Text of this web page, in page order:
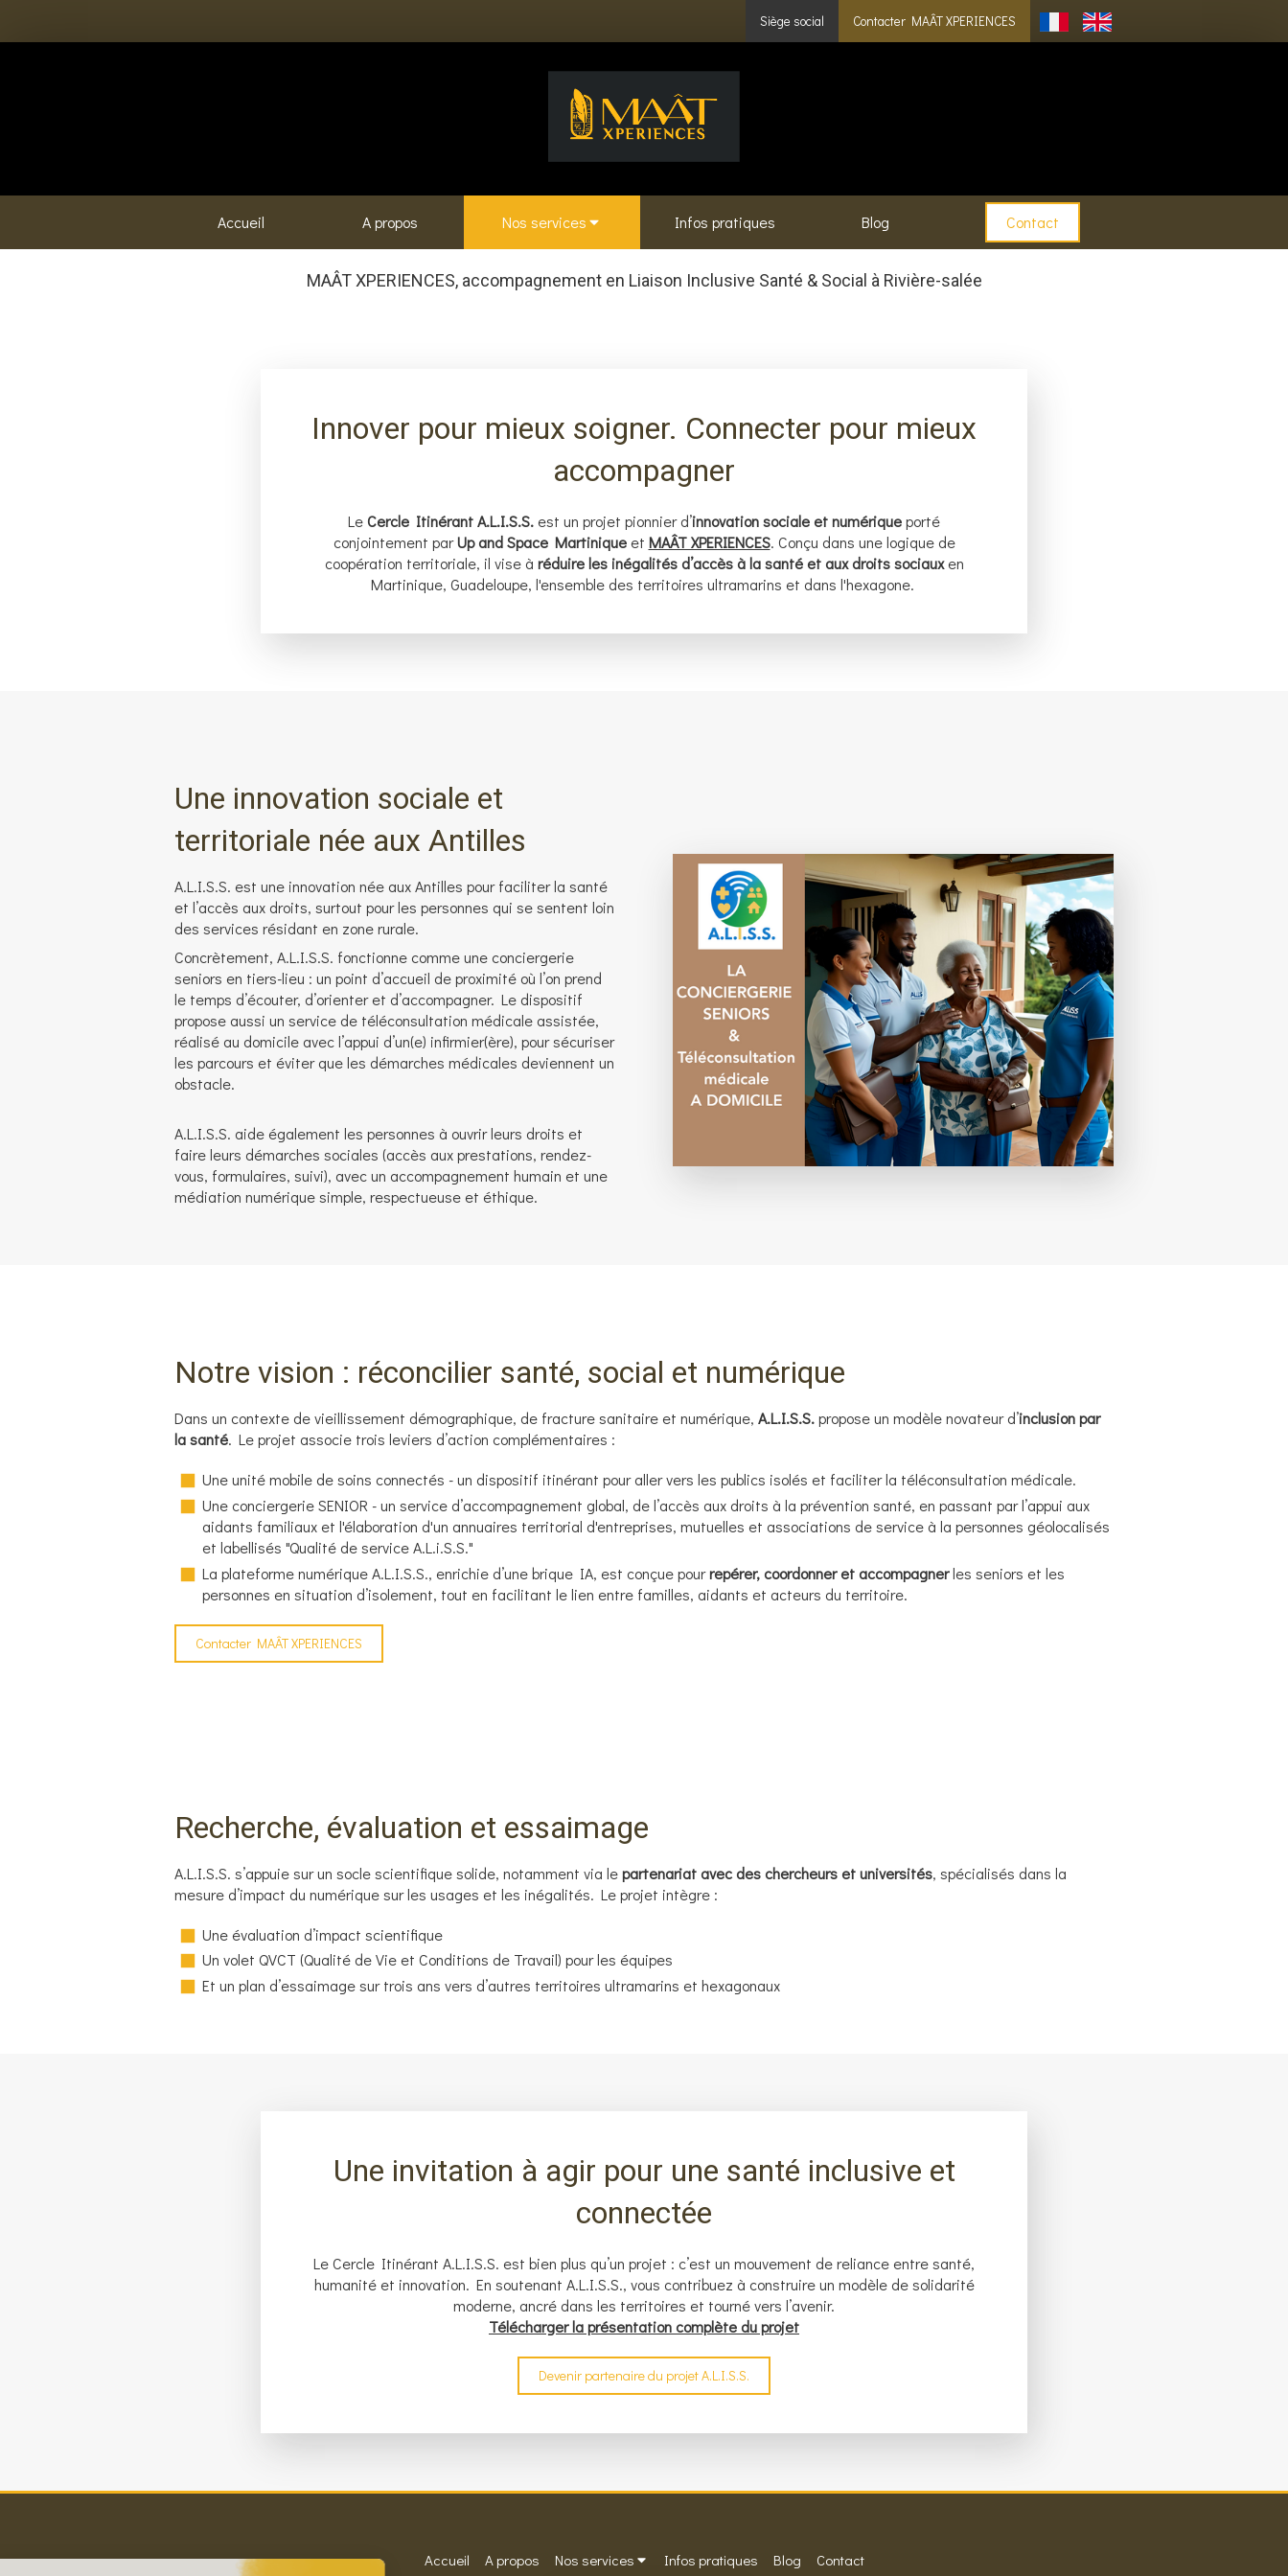
Contacter MAÂT XPERIENCES
Siège social
Accueil A propos Nos services Infos pratiques Blog Contact
MAÂT XPERIENCES, accompagnement en Liaison Inclusive Santé & Social à Rivière-salée
Innover pour mieux soigner. Connecter pour mieux
accompagner
Le Cercle Itinérant A.L.I.S.S. est un projet pionnier d’innovation sociale et numériqueporté
conjointement parUp and Space Martiniqueet MAÂT XPERIENCES. Conçu dans une logique de
coopération territoriale, il vise à réduire les inégalités d’accès à la santé et aux droits sociauxen
Martinique, Guadeloupe, l'ensemble des territoires ultramarins et dans l'hexagone.
Une innovation sociale et
territoriale née aux Antilles
A.L.I.S.S. est une innovation née aux Antilles pour faciliter la santé
et l’accès aux droits, surtout pour les personnes qui se sentent loin
des services résidant en zone rurale.
Concrètement, A.L.I.S.S. fonctionne comme une conciergerie
seniors en tiers-lieu : un point d’accueil de proximité où l’on prend
le temps d’écouter, d’orienter et d’accompagner. Le dispositif
propose aussi un service de téléconsultation médicale assistée,
réalisé au domicile avec l’appui d’un(e) infirmier(ère), pour sécuriser
les parcours et éviter que les démarches médicales deviennent un
obstacle.
A.L.I.S.S. aide également les personnes à ouvrir leurs droits et
faire leurs démarches sociales (accès aux prestations, rendez-
vous, formulaires, suivi), avec un accompagnement humain et une
médiation numérique simple, respectueuse et éthique.
Notre vision : réconcilier santé, social et numérique
Dans un contexte de vieillissement démographique, de fracture sanitaire et numérique, A.L.I.S.S.propose un modèle novateur d’inclusion par
la santé. Le projet associe trois leviers d’action complémentaires :
Une unité mobile de soins connectés - un dispositif itinérant pour aller vers les publics isolés et faciliter la téléconsultation médicale.
Une conciergerie SENIOR - un service d’accompagnement global, de l’accès aux droits à la prévention santé, en passant par l’appui aux
aidants familiaux et l'élaboration d'un annuaires territorial d'entreprises, mutuelles et associations de service à la personnes géolocalisés
et labellisés "Qualité de service A.L.i.S.S."
La plateforme numérique A.L.I.S.S., enrichie d’une brique IA, est conçue pourrepérer, coordonner et accompagnerles seniors et les
personnes en situation d’isolement, tout en facilitant le lien entre familles, aidants et acteurs du territoire.
Contacter MAÂT XPERIENCES
Recherche, évaluation et essaimage
A.L.I.S.S. s’appuie sur un socle scientifique solide, notamment via lepartenariat avec des chercheurs et universités, spécialisés dans la
mesure d’impact du numérique sur les usages et les inégalités. Le projet intègre :
Une évaluation d’impact scientifique
Un volet QVCT (Qualité de Vie et Conditions de Travail) pour les équipes
Et un plan d’essaimage sur trois ans vers d’autres territoires ultramarins et hexagonaux
Une invitation à agir pour une santé inclusive et
connectée
Le Cercle Itinérant A.L.I.S.S. est bien plus qu’un projet : c’est un mouvement de reliance entre santé,
humanité et innovation. En soutenant A.L.I.S.S., vous contribuez à construire un modèle de solidarité
moderne, ancré dans les territoires et tourné vers l’avenir.
Télécharger la présentation complète du projet
Devenir partenaire du projet A.L.I.S.S.
Accueil A propos Nos services Infos pratiques Blog Contact